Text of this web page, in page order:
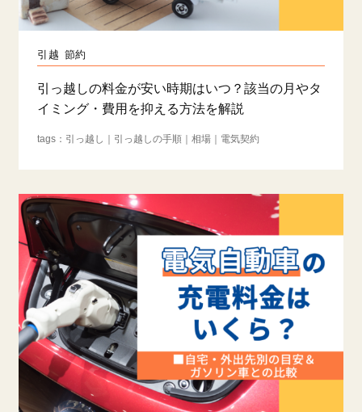
引越 節約
引っ越しの料金が安い時期はいつ？該当の月やタ
イミング・費用を抑える方法を解説
引っ越し 引っ越しの手順 相場 電気契約